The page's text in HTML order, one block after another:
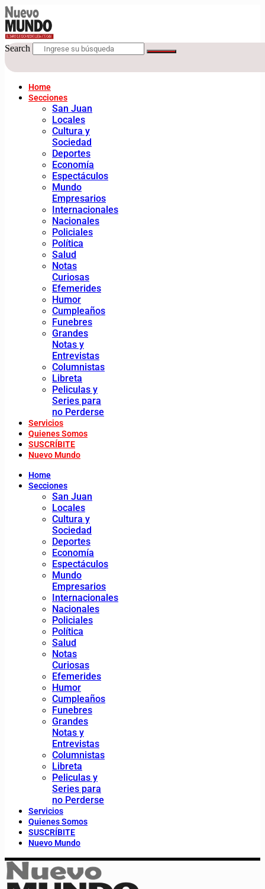
Search
Home
Secciones
San Juan
Locales
Cultura y
Sociedad
Deportes
Economía
Espectáculos
Mundo
Empresarios
Internacionales
Nacionales
Policiales
Política
Salud
Notas
Curiosas
Efemerides
Humor
Cumpleaños
Funebres
Grandes
Notas y
Entrevistas
Columnistas
Libreta
Peliculas y
Series para
no Perderse
Servicios
Quienes Somos
SUSCRÍBITE
Nuevo Mundo
Home
Secciones
San Juan
Locales
Cultura y
Sociedad
Deportes
Economía
Espectáculos
Mundo
Empresarios
Internacionales
Nacionales
Policiales
Política
Salud
Notas
Curiosas
Efemerides
Humor
Cumpleaños
Funebres
Grandes
Notas y
Entrevistas
Columnistas
Libreta
Peliculas y
Series para
no Perderse
Servicios
Quienes Somos
SUSCRÍBITE
Nuevo Mundo